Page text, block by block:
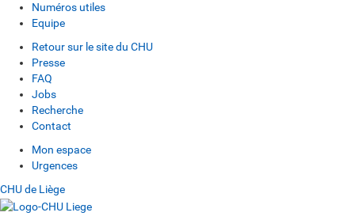
Numéros utiles
Equipe
Retour sur le site du CHU
Presse
FAQ
Jobs
Recherche
Contact
Mon espace
Urgences
CHU de Liège